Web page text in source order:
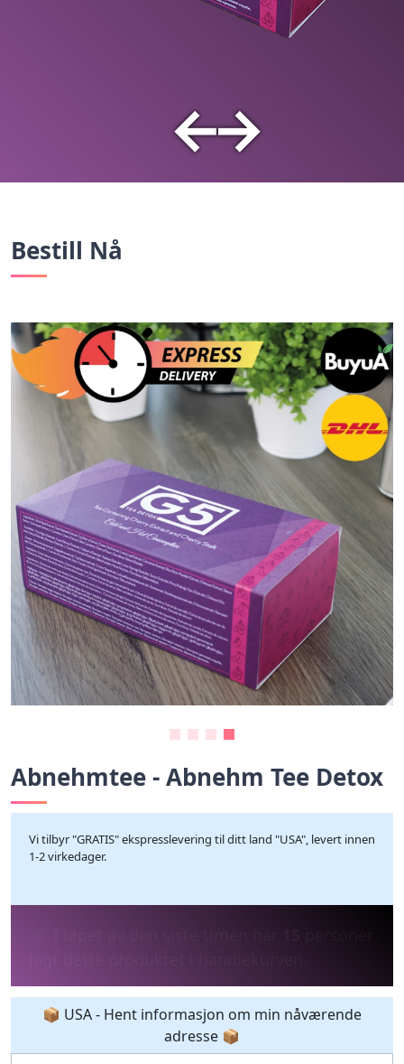
←→
Bestill Nå
Abnehmtee - Abnehm Tee Detox
Vi tilbyr "GRATIS" ekspresslevering til ditt land "USA", levert innen
1-2 virkedager.
📦 USA - Hent informasjon om min nåværende
adresse 📦